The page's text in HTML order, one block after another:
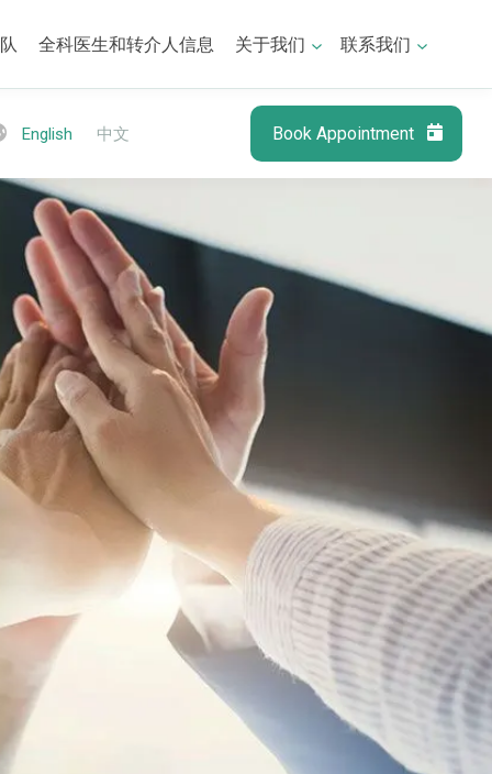
全科医生和转介人信息 关于我们 联系我们
English 中文 Book Appointment